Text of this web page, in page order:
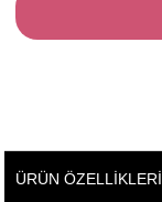
ÜRÜN ÖZELLIKLERI